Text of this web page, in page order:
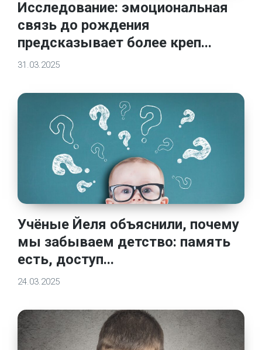
Исследование: эмоциональная
связь до рождения
предсказывает более креп...
31.03.2025
Учёные Йеля объяснили, почему
мы забываем детство: память
есть, доступ...
24.03.2025